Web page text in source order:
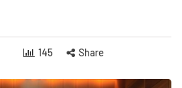
145 Share